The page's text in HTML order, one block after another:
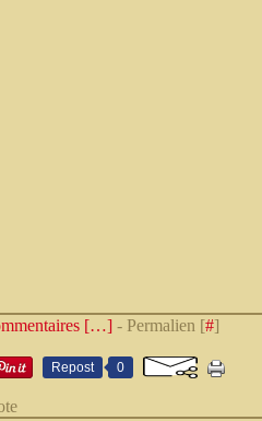
[…] - Permalien [#]
Repost 0